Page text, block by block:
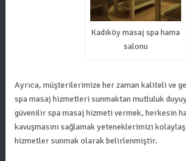
Kadıköy masaj spa hama
salonu
Ayrıca, müşterilerimize her zaman kaliteli ve
spa masaj hizmetleri sunmaktan mutluluk
güvenilir spa masaj hizmeti vermek, herkesin
kavuşmasını sağlamak yeteneklerimizi
hizmetler sunmak olarak belirlenmiştir.